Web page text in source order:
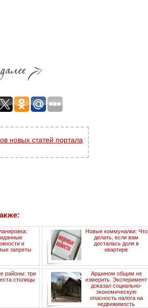
новых статей портала
и
запреты
Новые коммуналки: Что
делать, если вам
досталась доля в
квартире
районы: три
столицы
Аршином общим не
измерить. Эксперимент
доказал социально-
экономическую
опасность налога на
недвижимость